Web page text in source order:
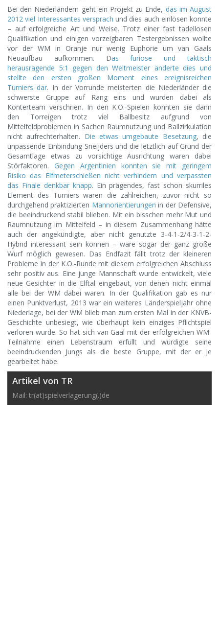
Bei den Niederländern geht ein Projekt zu Ende, das im August
2012 viel Interessantes versprach und dies auch einlösen konnte
– auf erfolgreiche Art und Weise. Trotz einer fast tadellosen
Qualifikation und einigen vorzeigbaren Testergebnissen wollte
vor der WM in Oranje nur wenig Euphorie um van Gaals
Neuaufbau aufkommen. Das furiose und taktisch
herausragende 5:1 gegen den Weltmeister änderte dies und
stellte den ersten großen Moment eines ereignisreichen
Turniers dar. In der Vorrunde meisterten die Niederländer die
schwerste Gruppe auf Rang eins und wurden dabei als
Konterteam verschrien. In den K.O.-Spielen konnten sie dann
den Torreigen trotz viel Ballbesitz aufgrund von
Mittelfeldproblemen in Sachen Raumnutzung und Ballzirkulation
nicht aufrechterhalten. Die etwas umgebaute Besetzung, die
unpassende Einbindung Sneijders und die letztlich auf Grund der
Gesamtlage etwas zu vorsichtige Ausrichtung waren dabei
Störfaktoren. Gegen Argentinien konnten sie mit geringem
Risiko das Elfmeterschießen nicht verhindern und verpassten
das Finale denkbar knapp. Ein prägendes, fast schon skurriles
Element des Turniers waren die zahlreichen, zuvor nicht so
durchgehend praktizierten Mannorientierungen in der Defensive,
die beeindruckend stabil blieben. Mit ein bisschen mehr Mut und
Raumnutzung im Mittelfeld – in diesem Zusammenhang hätte
auch der angekündigte, aber nicht genutzte 3-4-1-2/4-3-1-2-
Hybrid interessant sein können – wäre sogar der ganz große
Wurf möglich gewesen. Das Endfazit fällt trotz der kleineren
Probleme in der K.O.-Runde mit diesem erfolgreichen Abschluss
sehr positiv aus. Eine junge Mannschaft wurde entwickelt, viele
neue Gesichter in die Elftal eingebaut, von denen nicht einmal
alle bei der WM dabei waren. In der Qualifikation gab es nur
einen Punktverlust, 2013 war ein weiteres Länderspieljahr ohne
Niederlage, bei der WM blieb man zum ersten Mal in der KNVB-
Geschichte unbesiegt, wie überhaupt kein einziges Pflichtspiel
verloren wurde. So hat sich van Gaal mit der erfolgreichen WM-
Teilnahme einen Lebenstraum erfüllt und würdigte seine
beeindruckenden Jungs als die beste Gruppe, mit der er je
gearbeitet habe.
Artikel von TR
Mail: tr(at)spielverlagerung(.)de